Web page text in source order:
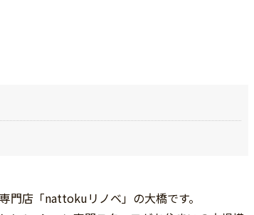
門店「nattokuリノベ」の大橋です。